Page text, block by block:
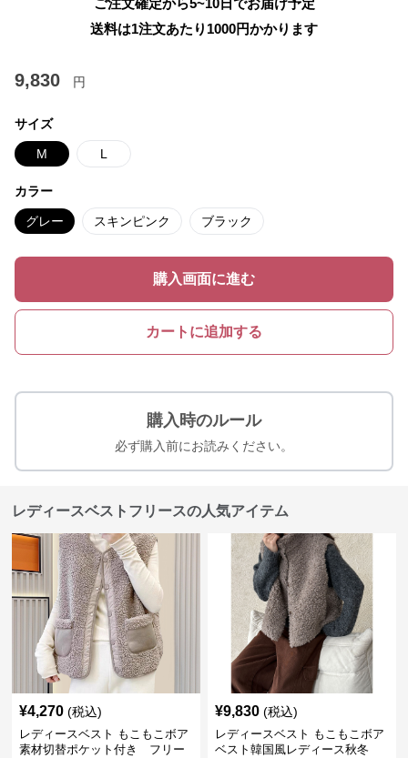
ご注文確定から5~10日でお届け予定
送料は1注文あたり 1000円かかります
9,830 円
サイズ
M L
カラー
グレー スキンピンク ブラック
購入画面に進む
カートに追加する
購入時のルール
必ず購入前にお読みください。
レディースベストフリースの人気アイテム
¥4,270 (税込)
レディースベスト もこもこボア
素材切替ポケット付き フリー
¥9,830 (税込)
レディースベスト もこもこボア
ベスト韓国風レディース秋冬